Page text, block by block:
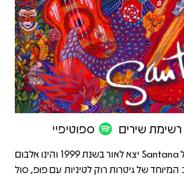
רשימת שירים ספוטיפיי
תיאור
Supernatural של Santana יצא לאור בשנת 1999 והינו אלבום
של גיטרות רוק לטיניות עם פופ, סול